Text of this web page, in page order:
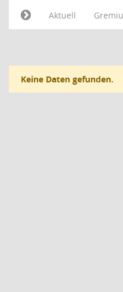
Aktuell
Keine Daten gefunden.